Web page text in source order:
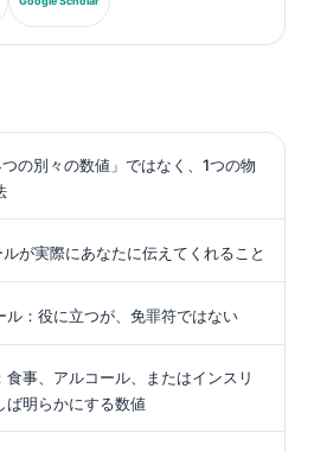
しています。.
の別々の数値」ではなく、1つの物
が実際にあなたに伝えてくれること
ル：役に立つが、免罪符ではない
食事、アルコール、またはインスリ
ば明らかにする数値